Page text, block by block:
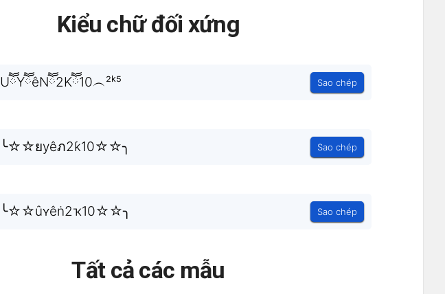
Kiểu chữ đối xứng
UཽYཽêNཽ2Kཽ10︵²ᵏ⁵ Sao chép
╰☆☆ยyêภ2ƙ10☆☆╮ Sao chép
╰☆☆ȗʏêṅ2ҡ10☆☆╮ Sao chép
Tất cả các mẫu